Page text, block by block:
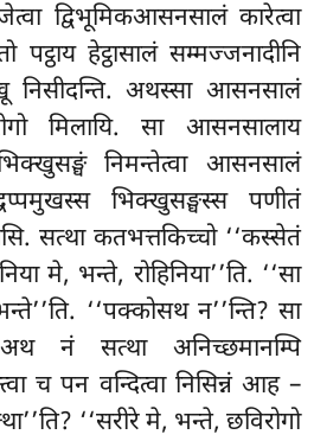
द्विभूमिकआसनसालं कारेत्वा
पट्ठाय हेट्ठासालं सम्मज्जनादीनि
निसीदन्ति. अथस्सा आसनसालं
मिलायि. सा आसनसालाय
निमन्तेत्वा आसनसालं
भिक्खुसङ्घस्स पणीतं
सत्था कतभत्तकिच्चो ‘‘कस्सेतं
मे, भन्ते, रोहिनिया’’ति. ‘‘सा
‘‘पक्कोसथ न’’न्ति? सा
नं सत्था अनिच्छमानम्पि
च पन वन्दित्वा निसिन्नं आह –
‘‘सरीरे मे, भन्ते, छविरोगो